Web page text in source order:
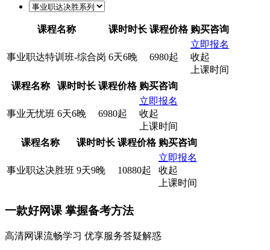
课程名称 课时时长 课程价格 购买咨询
事业职达特训班-综合岗 6天6晚 6980起
立即报名
收起
上课时间
课程名称
课时时长 课程价格 购买咨询
事业无忧班 6天6晚 6980起
立即报名
收起
上课时间
课程名称
课时时长 课程价格 购买咨询
事业职达决胜班 9天9晚 10880起
立即报名
收起
上课时间
一款好网课 掌握备考方法
高清网课流畅学习 优享服务答疑解惑